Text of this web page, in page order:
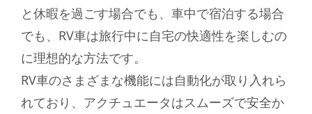
と休暇を過ごす場合でも、車中で宿泊する場合
でも、RV車は旅行中に自宅の快適性を楽しむの
に理想的な方法です。
RV車のさまざまな機能には自動化が取り入れら
れており、アクチュエータはスムーズで安全か